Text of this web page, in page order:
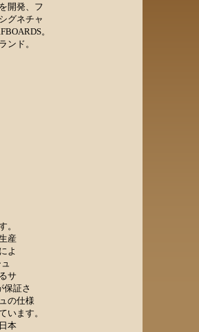
開発、フ
グネチャ
。
ンド。
。
産
よ
サ
保証さ
の仕様
います。
本